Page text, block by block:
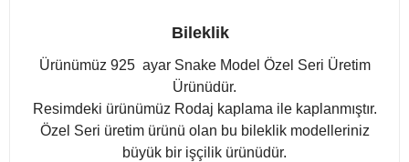
Bileklik
Ürünümüz 925 ayar Snake Model Özel Seri Üretim
Ürünüdür.
Resimdeki ürünümüz Rodaj kaplama ile kaplanmıştır.
Özel Seri üretim ürünü olan bu bileklik modelleriniz
büyük bir işçilik ürünüdür.